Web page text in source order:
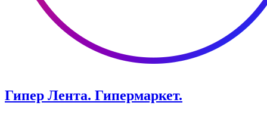
Гипер Лента. Гипермаркет.